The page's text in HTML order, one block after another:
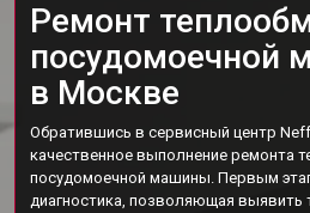
Ремонт
посудомоечной
в Москве
Обратившись в сервисный центр
качественное выполнение ремонта
посудомоечной машины. Первым
диагностика, позволяющая выявить